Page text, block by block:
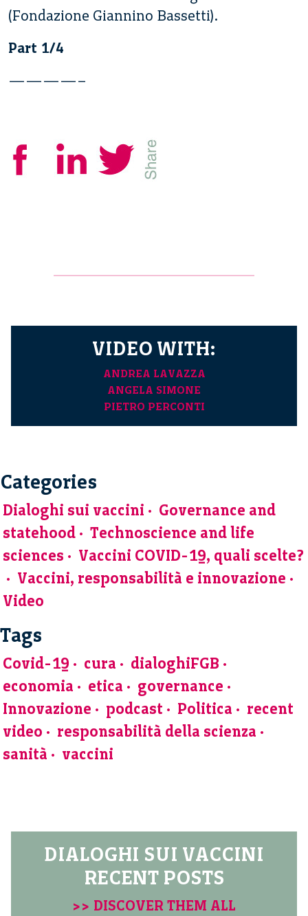
(Fondazione Giannino Bassetti).
Part 1/4
————–
VIDEO WITH:
ANDREA LAVAZZA
ANGELA SIMONE
PIETRO PERCONTI
Categories
Dialoghi sui vaccini
Governance and
statehood
Technoscience and life
sciences
Vaccini COVID-19, quali scelte?
Vaccini, responsabilità e innovazione
Video
Tags
Covid-19 cura
dialoghiFGB
economia
etica
governance
Innovazione
podcast Politica
recent
video
responsabilità della scienza
sanità
vaccini
DIALOGHI SUI VACCINI
RECENT POSTS
>> DISCOVER THEM ALL